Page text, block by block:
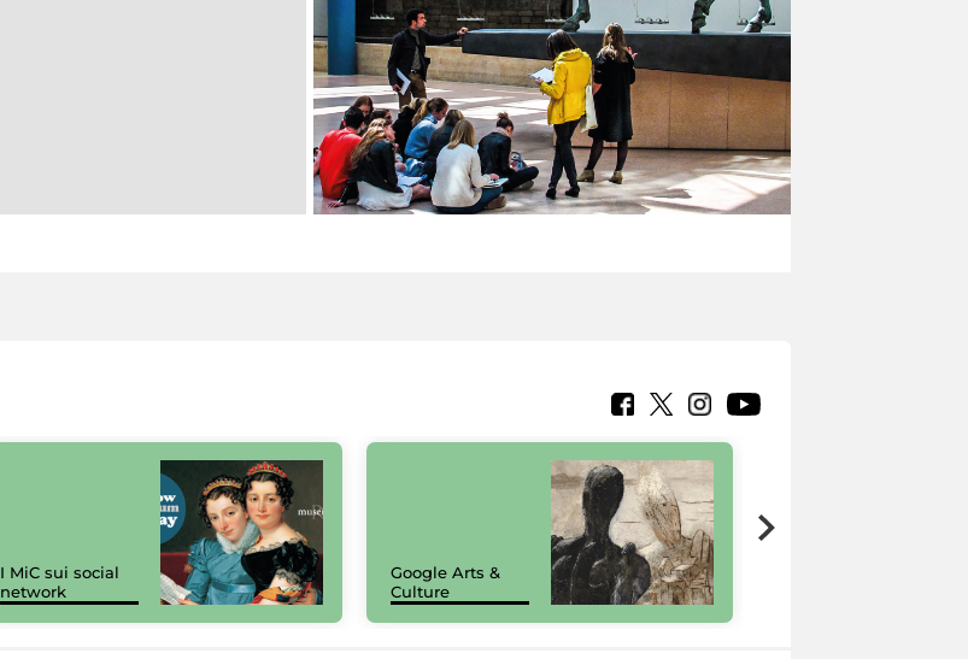
I MiC sui social
network
Google Arts &
Culture